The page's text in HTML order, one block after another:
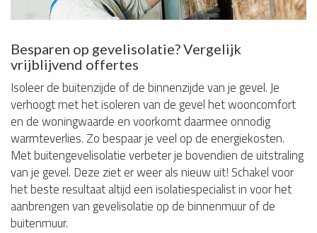
Besparen op gevelisolatie? Vergelijk
vrijblijvend offertes
Isoleer de buitenzijde of de binnenzijde van je gevel. Je
verhoogt met het isoleren van de gevel het wooncomfort
en de woningwaarde en voorkomt daarmee onnodig
warmteverlies. Zo bespaar je veel op de energiekosten.
Met buitengevelisolatie verbeter je bovendien de uitstraling
van je gevel. Deze ziet er weer als nieuw uit! Schakel voor
het beste resultaat altijd een isolatiespecialist in voor het
aanbrengen van gevelisolatie op de binnenmuur of de
buitenmuur.